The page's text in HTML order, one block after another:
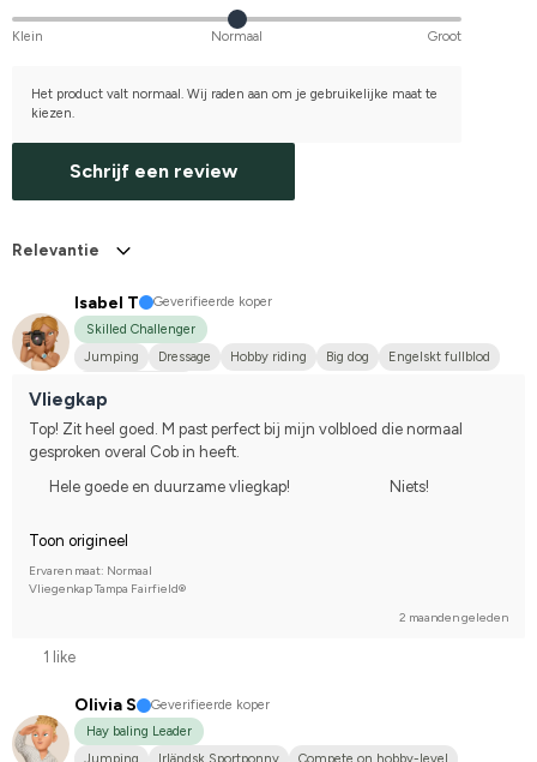
Klein Normaal Groot
Het product valt normaal. Wij raden aan om je gebruikelijke maat te
kiezen.
Schrijf een review
Relevantie
Isabel T
Geverifieerde koper
Skilled Challenger
Jumping
Dressage Hobby riding Big dog
Engelskt fullblod
Vliegkap
Top! Zit heel goed. M past perfect bij mijn volbloed die normaal
gesproken overal Cob in heeft.
Hele goede en duurzame vliegkap!
Niets!
Toon origineel
Ervaren maat: Normaal
Vliegenkap Tampa Fairfield®
2 maanden geleden
1 like
Olivia S
Geverifieerde koper
Hay baling Leader